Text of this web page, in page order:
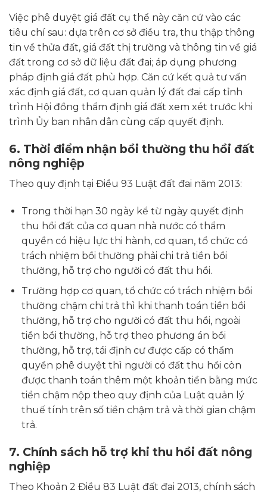
Việc phê duyệt giá đất cụ thể này căn cứ vào các
tiêu chí sau: dựa trên cơ sở điều tra, thu thập thông
tin về thửa đất, giá đất thị trường và thông tin về giá
đất trong cơ sở dữ liệu đất đai; áp dụng phương
pháp định giá đất phù hợp. Căn cứ kết quả tư vấn
xác định giá đất, cơ quan quản lý đất đai cấp tỉnh
trình Hội đồng thẩm định giá đất xem xét trước khi
trình Ủy ban nhân dân cùng cấp quyết định.
6. Thời điểm nhận bồi thường thu hồi đất
nông nghiệp
Theo quy định tại Điều 93 Luật đất đai năm 2013:
Trong thời hạn 30 ngày kể từ ngày quyết định
thu hồi đất của cơ quan nhà nước có thẩm
quyền có hiệu lực thi hành, cơ quan, tổ chức có
trách nhiệm bồi thường phải chi trả tiền bồi
thường, hỗ trợ cho người có đất thu hồi.
Trường hợp cơ quan, tổ chức có trách nhiệm bồi
thường chậm chi trả thì khi thanh toán tiền bồi
thường, hỗ trợ cho người có đất thu hồi, ngoài
tiền bồi thường, hỗ trợ theo phương án bồi
thường, hỗ trợ, tái định cư được cấp có thẩm
quyền phê duyệt thì người có đất thu hồi còn
được thanh toán thêm một khoản tiền bằng mức
tiền chậm nộp theo quy định của Luật quản lý
thuế tính trên số tiền chậm trả và thời gian chậm
trả.
7. Chính sách hỗ trợ khi thu hồi đất nông
nghiệp
Theo Khoản 2 Điều 83 Luật đất đai 2013, chính sách